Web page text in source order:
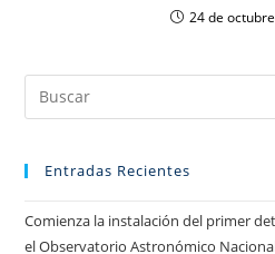
24 de
Entradas Recientes
Comienza la instalación del primer
el Observatorio Astronómico